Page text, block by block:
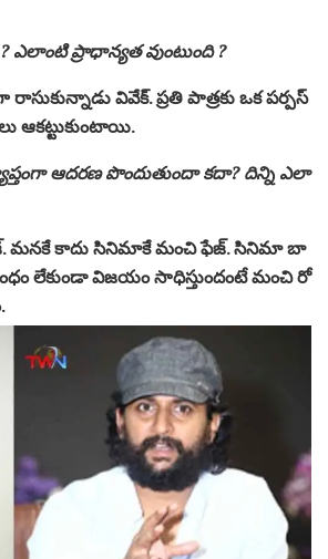
ఎలాంటి ప్రాధాన్యత వుంటుంది ?
రాసుకున్నాడు వివేక్. ప్రతి పాత్రకు ఒక పర్పస్
ఆకట్టుకుంటాయి.
ఆదరణ పొందుతుందా కదా? దిన్ని ఎలా
మనకే కాదు సినిమాకే మంచి ఫేజ్. సినిమా బా
లేకుండా విజయం సాధిస్తుందంటే మంచి రో